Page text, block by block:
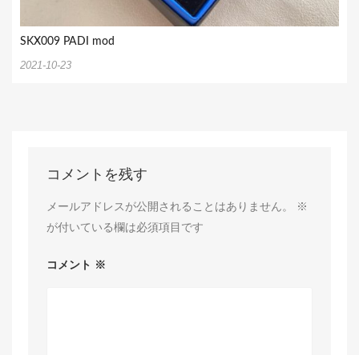
SKX009 PADI mod
2021-10-23
コメントを残す
メールアドレスが公開されることはありません。
※
が付いている欄は必須項目です
コメント ※